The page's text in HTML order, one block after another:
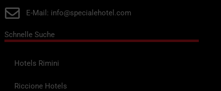
E-Mail: info@specialehotel.com
Schnelle Suche
Hotels Rimini
Riccione Hotels